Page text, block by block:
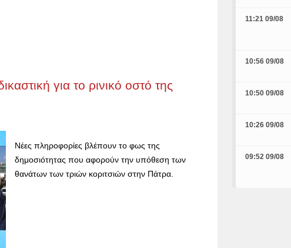
για το ρινικό οστό της
Νέες πληροφορίες βλέπουν το φως της
δημοσιότητας που αφορούν την υπόθεση των
θανάτων των τριών κοριτσιών στην Πάτρα.
11:21 09/08
10:56 09/08
10:50 09/08
10:26 09/08
09:52 09/08